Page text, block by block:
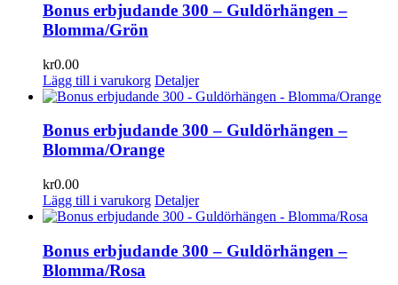
Bonus erbjudande 300 – Guldörhängen –
Blomma/Grön
kr0.00
Lägg till i varukorg Detaljer
Bonus erbjudande 300 – Guldörhängen –
Blomma/Orange
kr0.00
Lägg till i varukorg Detaljer
Bonus erbjudande 300 – Guldörhängen –
Blomma/Rosa